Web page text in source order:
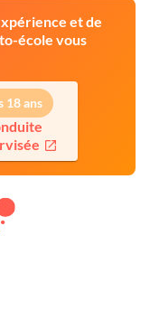
et de
école vous
18 ans